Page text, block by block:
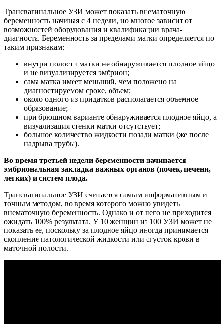
Трансвагинальное УЗИ может показать внематочную
беременность начиная с 4 недели, но многое зависит от
возможностей оборудования и квалификации врача-
диагноста. Беременность за пределами матки определяется по
таким признакам:
внутри полости матки не обнаруживается плодное яйцо
и не визуализируется эмбрион;
сама матка имеет меньший, чем положено на
диагностируемом сроке, объем;
около одного из придатков располагается объемное
образование;
при брюшном варианте обнаруживается плодное яйцо, а
визуализация стенки матки отсутствует;
большое количество жидкости позади матки (же после
надрыва трубы).
Во время третьей недели беременности начинается
эмбриональная закладка важных органов (почек, печени,
легких) и систем плода.
Трансвагинальное УЗИ считается самым информативным и
точным методом, во время которого можно увидеть
внематочную беременность. Однако и от него не приходится
ожидать 100% результата. У 10 женщин из 100 УЗИ может не
показать ее, поскольку за плодное яйцо иногда принимается
скопление патологической жидкости или сгусток крови в
маточной полости.